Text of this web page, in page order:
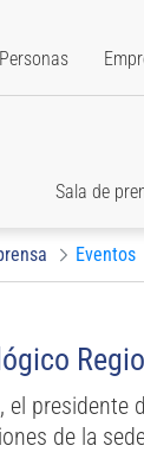
Personas
Sala de
Eventos
el presidente
de la